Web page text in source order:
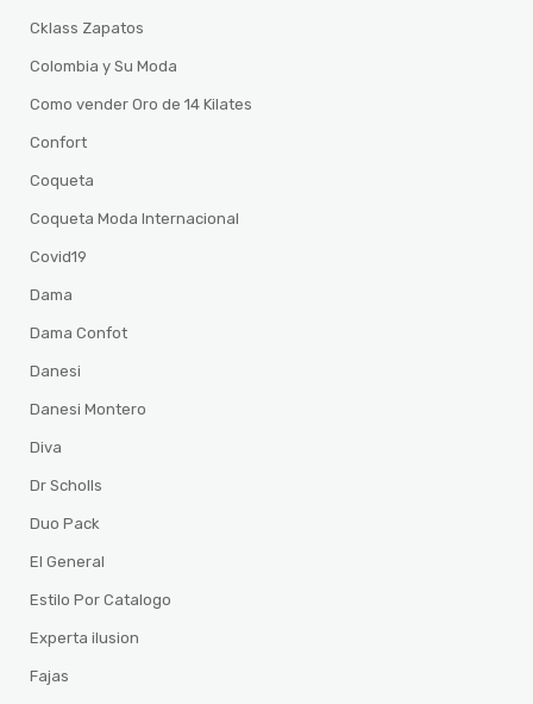
Cklass Zapatos
Colombia y Su Moda
Como vender Oro de 14 Kilates
Confort
Coqueta
Coqueta Moda Internacional
Covid19
Dama
Dama Confot
Danesi
Danesi Montero
Diva
Dr Scholls
Duo Pack
El General
Estilo Por Catalogo
Experta ilusion
Fajas